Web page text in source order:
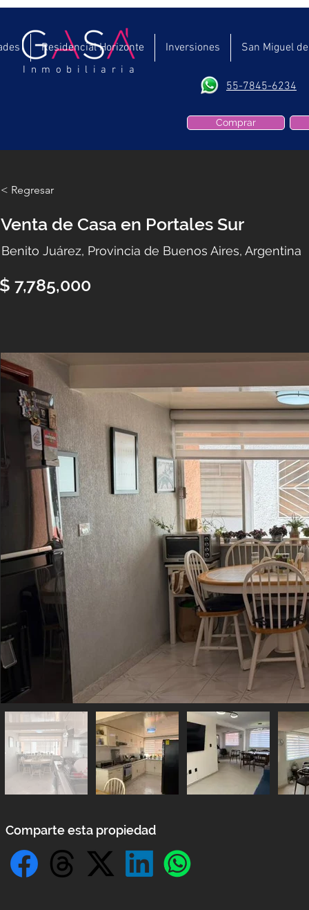
Inmobiliaria
Residencial Horizonte Inversiones San Miguel
55-7845-6234
Comprar
< Regresar
Venta de Casa en Portales Sur
Benito Juárez, Provincia de Buenos Aires, Argentina
$ 7,785,000
Comparte esta propiedad